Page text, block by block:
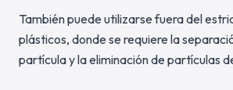
También puede utilizarse fuera del
plásticos, donde se requiere la
partícula y la eliminación de partículas